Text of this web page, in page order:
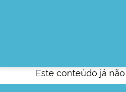
Este conteúdo já